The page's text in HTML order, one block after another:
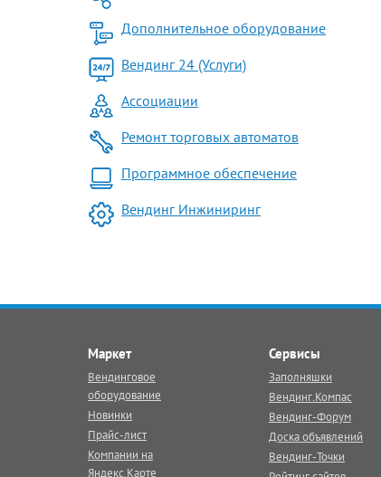
Дополнительное оборудование
Вендинг 24 (Услуги)
Ассоциации
Ремонт торговых автоматов
Программное обеспечение
Вендинг Инжиниринг
Маркет
Вендинговое
оборудование
Новинки
Прайс-лист
Компании на
Яндекс.Карте
Сервисы
Заполняшки
Вендинг.Компас
Вендинг-Форум
Доска объявлений
Вендинг-Точки